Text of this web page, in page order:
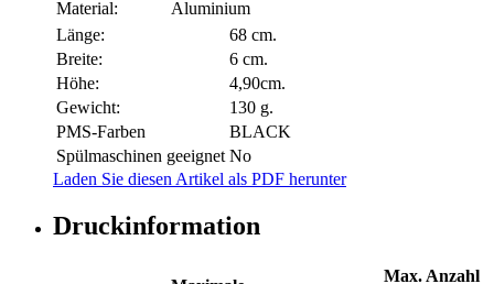
Material:
Aluminium
Länge:
68 cm.
Breite:
6 cm.
Höhe:
4,90cm.
Gewicht:
130 g.
PMS-Farben
BLACK
Spülmaschinen geeignet No
Laden Sie diesen Artikel als PDF herunter
Druckinformation
Max. Anzahl